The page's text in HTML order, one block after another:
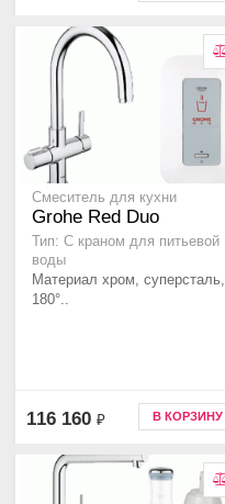
Смеситель для кухни
Grohe Red Duo
Тип: С краном для питьевой
воды
Материал хром, суперсталь,
180°..
116 160 ₽ В КОРЗИНУ